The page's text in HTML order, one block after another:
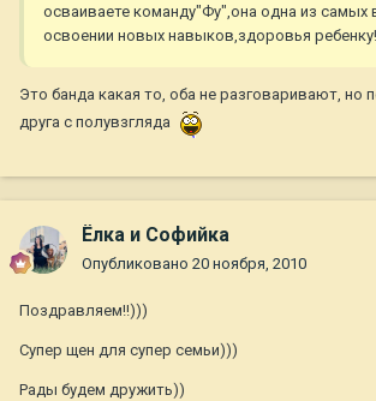
осваиваете команду"Фу",она одна из самых
освоении новых навыков,здоровья ребенку!
Это банда какая то, оба не разговаривают, но
друга с полувзгляда
Ёлка и Софийка
Опубликовано 20 ноября, 2010
Поздравляем!!)))
Супер щен для супер семьи)))
Рады будем дружить))